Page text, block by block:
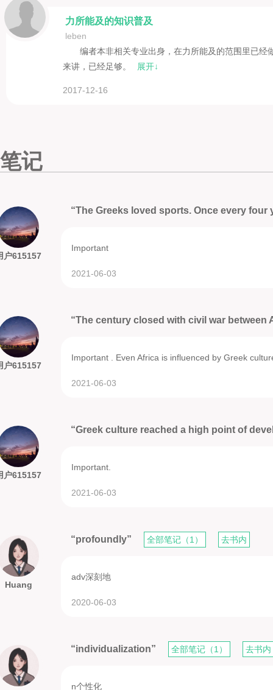
力所能及的知识普及
leben
编者本非相关专业出身，在力所能及的范围里已
来讲，已经足够。
展开↓
2017-12-16
笔记
户615157
“The Greeks loved sports. Once every four
Important
2021-06-03
户615157
“The century closed with civil war between
Important . Even Africa is influenced by Greek
2021-06-03
户615157
“Greek culture reached a high point of
Important.
2021-06-03
Huang
“profoundly” 全部笔记（1） 去书内
adv深刻地
2020-06-03
“individualization” 全部笔记（1） 去书内
n个性化